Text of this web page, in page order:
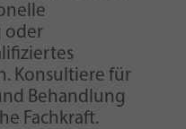
oder
Konsultiere für
Behandlung
Fachkraft.